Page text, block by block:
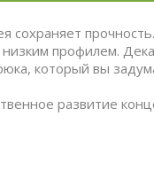
сохраняет
профилем.
который вы
развитие